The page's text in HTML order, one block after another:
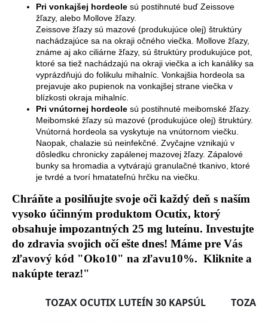
Pri vonkajšej hordeole sú postihnuté buď Zeissove
žľazy, alebo Mollove žľazy.
Zeissove žľazy sú mazové (produkujúce olej) štruktúry
nachádzajúce sa na okraji očného viečka. Mollove žľazy,
známe aj ako ciliárne žľazy, sú štruktúry produkujúce pot,
ktoré sa tiež nachádzajú na okraji viečka a ich kanáliky sa
vyprázdňujú do folikulu mihalníc. Vonkajšia hordeola sa
prejavuje ako pupienok na vonkajšej strane viečka v
blízkosti okraja mihalníc.
Pri vnútornej hordeole sú postihnuté meibomské žľazy.
Meibomské žľazy sú mazové (produkujúce olej) štruktúry.
Vnútorná hordeola sa vyskytuje na vnútornom viečku.
Naopak, chalazie sú neinfekčné. Zvyčajne vznikajú v
dôsledku chronicky zapálenej mazovej žľazy. Zápalové
bunky sa hromadia a vytvárajú granulačné tkanivo, ktoré
je tvrdé a tvorí hmatateľnú hrčku na viečku.
Chráňte a posilňujte svoje oči každý deň s naším
vysoko účinným produktom Ocutix, ktorý
obsahuje impozantných 25 mg luteínu. Investujte
do zdravia svojich očí ešte dnes! Máme pre Vás
zľavový kód "Oko10" na zľavu10%. Kliknite a
nakúpte teraz!"